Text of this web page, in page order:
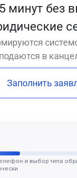
минут без
в
Заполнить
и выбор типа